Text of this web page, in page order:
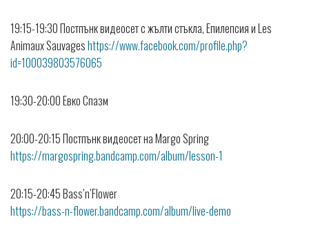
19:15-19:30 Постпънк видеосет с жълти стъкла, Епилепсия и Les
Animaux Sauvageshttps://www.facebook.com/profile.php?
id=100039803576065
19:30-20:00 Евко Спазм
20:00-20:15 Постпънк видеосет на Margo Spring
https://margospring.bandcamp.com/album/lesson-1
20:15-20:45 Bass’n’Flower
https://bass-n-flower.bandcamp.com/album/live-demo